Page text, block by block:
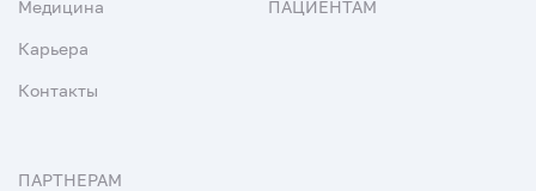
Медицина
Карьера
Контакты
ПАЦИЕНТАМ
ПАРТНЕРАМ